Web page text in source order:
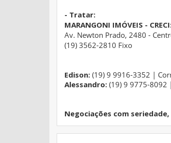
- Tratar:
MARANGONI IMÓVEIS -
Av. Newton Prado, 2480 -
(19) 3562-2810 Fixo
Edison: (19) 9 9916-3352 |
Alessandro: (19) 9 9775-8092
Negociações com